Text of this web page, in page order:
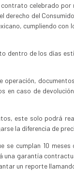
celebrado por
derecho del
cumpliendo con
dentro de los días
operación,
en caso de
este solo podrá
la diferencia de
se cumplan 10 meses
una garantía
un reporte